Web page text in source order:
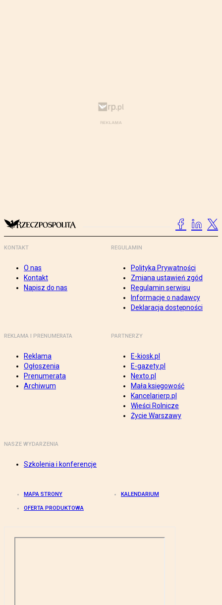
KONTAKT
O nas
Kontakt
Napisz do nas
REGULAMIN
Polityka Prywatności
Zmiana ustawień zgód
Regulamin serwisu
Informacje o nadawcy
Deklaracja dostępności
REKLAMA I PRENUMERATA
Reklama
Ogłoszenia
Prenumerata
Archiwum
PARTNERZY
E-kiosk.pl
E-gazety.pl
Nexto.pl
Mała księgowość
Kancelarierp.pl
Wieści Rolnicze
Życie Warszawy
NASZE WYDARZENIA
Szkolenia i konferencje
MAPA STRONY KALENDARIUM
OFERTA PRODUKTOWA